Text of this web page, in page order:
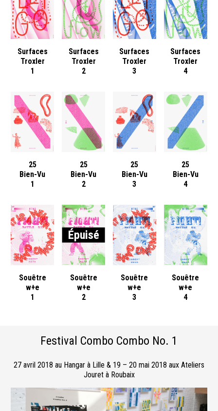
Surfaces
Troxler
1
Surfaces
Troxler
2
Surfaces
Troxler
3
Surfaces
Troxler
4
25
Bien-Vu
1
25
Bien-Vu
2
25
Bien-Vu
3
25
Bien-Vu
4
Souêtre
w+e
1
Épuisé
Souêtre
w+e
2
Souêtre
w+e
3
Souêtre
w+e
4
Festival Combo Combo No. 1
27 avril 2018 au Hangar à Lille & 19 – 20 mai 2018 aux Ateliers
Jouret à Roubaix